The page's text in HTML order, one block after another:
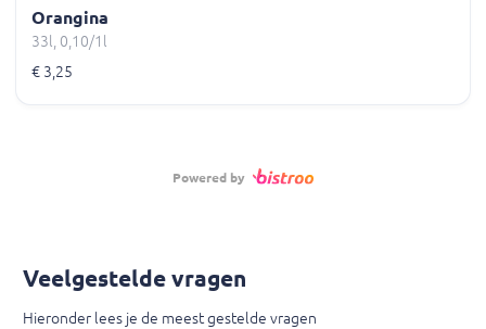
Orangina
33l, 0,10/1l
€ 3,25
Powered by
Veelgestelde vragen
Hieronder lees je de meest gestelde vragen